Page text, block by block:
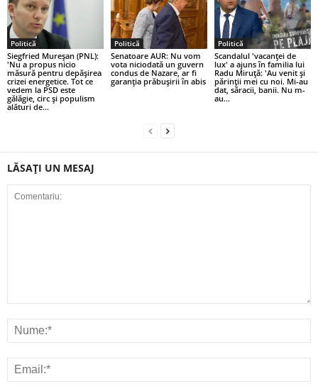
Politică
Siegfried Mureșan (PNL):
'Nu a propus nicio
măsură pentru depăşirea
crizei energetice. Tot ce
vedem la PSD este
gălăgie, circ şi populism
alături de...
Politică
Senatoare AUR: Nu vom
vota niciodată un guvern
condus de Nazare, ar fi
garanția prăbușirii în abis
Politică
Scandalul 'vacanței de
lux' a ajuns în familia lui
Radu Miruță: 'Au venit și
părinții mei cu noi. Mi-au
dat, săracii, banii. Nu m-
au...
LĂSAȚI UN MESAJ